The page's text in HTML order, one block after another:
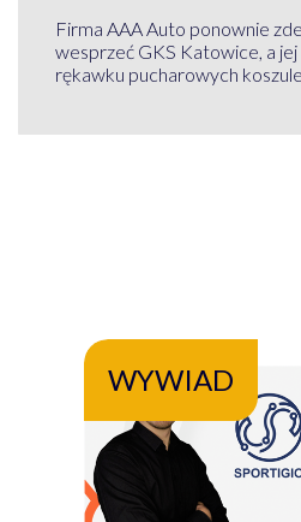
Firma AAA Auto ponownie
wesprzeć GKS Katowice, a jej
rękawku pucharowych
WYWIAD